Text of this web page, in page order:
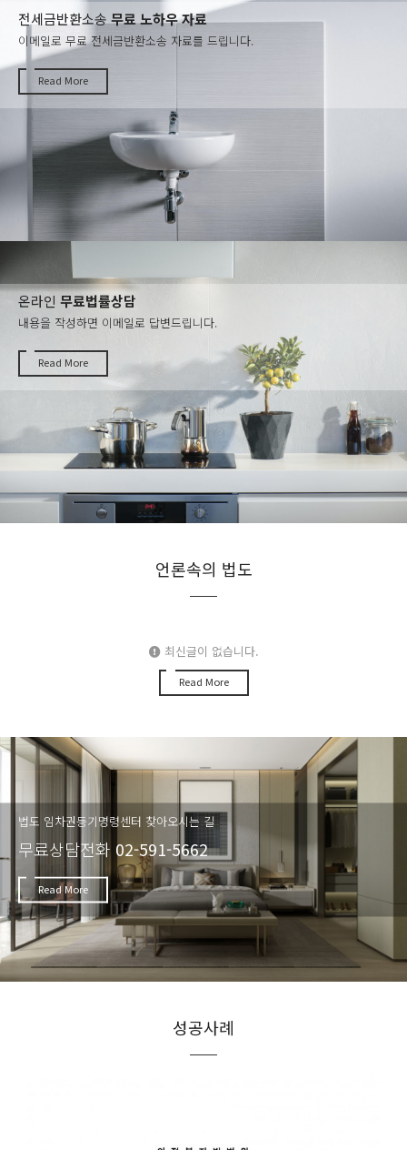
전세금반환소송 무료 노하우 자료
이메일로 무료 전세금반환소송 자료를 드립니다.
Read More
온라인 무료법률상담
내용을 작성하면 이메일로 답변드립니다.
Read More
언론속의 법도
최신글이 없습니다.
Read More
법도 임차권등기명령센터 찾아오시는 길
무료상담전화 02-591-5662
Read More
성공사례